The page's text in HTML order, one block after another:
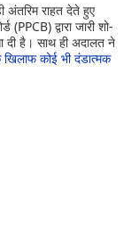
अंतरिम राहत देते हुए
(PPCB) द्वारा जारी शो-
दी है। साथ ही अदालत ने
कोई भी दंडात्मक